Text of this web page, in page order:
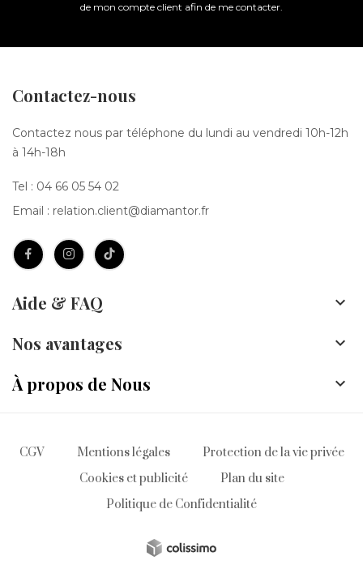
de mon compte client afin de me contacter.
Contactez-nous
Contactez nous par téléphone du lundi au vendredi 10h-12h
à 14h-18h
Tel : 04 66 05 54 02
Email : relation.client@diamantor.fr
Aide & FAQ 
Nos avantages 
À propos de Nous 
CGV Mentions légales
Protection de la vie privée
Cookies et publicité
Plan du site
Politique de Confidentialité